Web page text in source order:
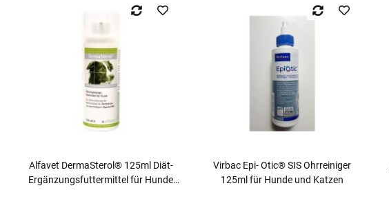
Alfavet DermaSterol® 125ml Diät-
Ergänzungsfuttermittel für Hunde
Virbac Epi- Otic® SIS Ohrreiniger
125ml für Hunde und Katzen